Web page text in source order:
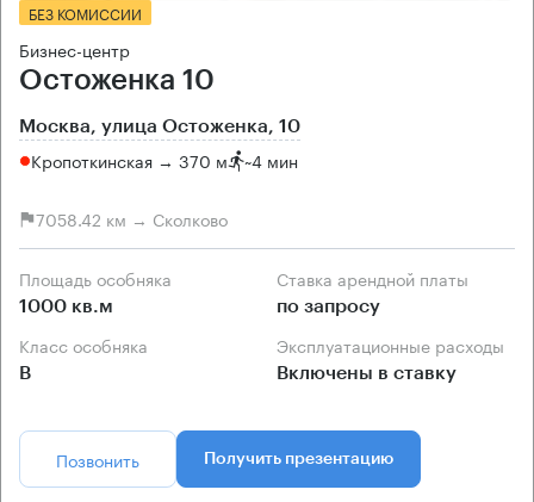
БЕЗ КОМИССИИ
Бизнес-центр
Остоженка 10
Москва, улица Остоженка, 10
Кропоткинская → 370 м ~4 мин
7058.42 км → Сколково
Площадь особняка
1000 кв.м
Ставка арендной платы
по запросу
Класс особняка
B
Эксплуатационные расходы
Включены в ставку
Позвонить Получить презентацию